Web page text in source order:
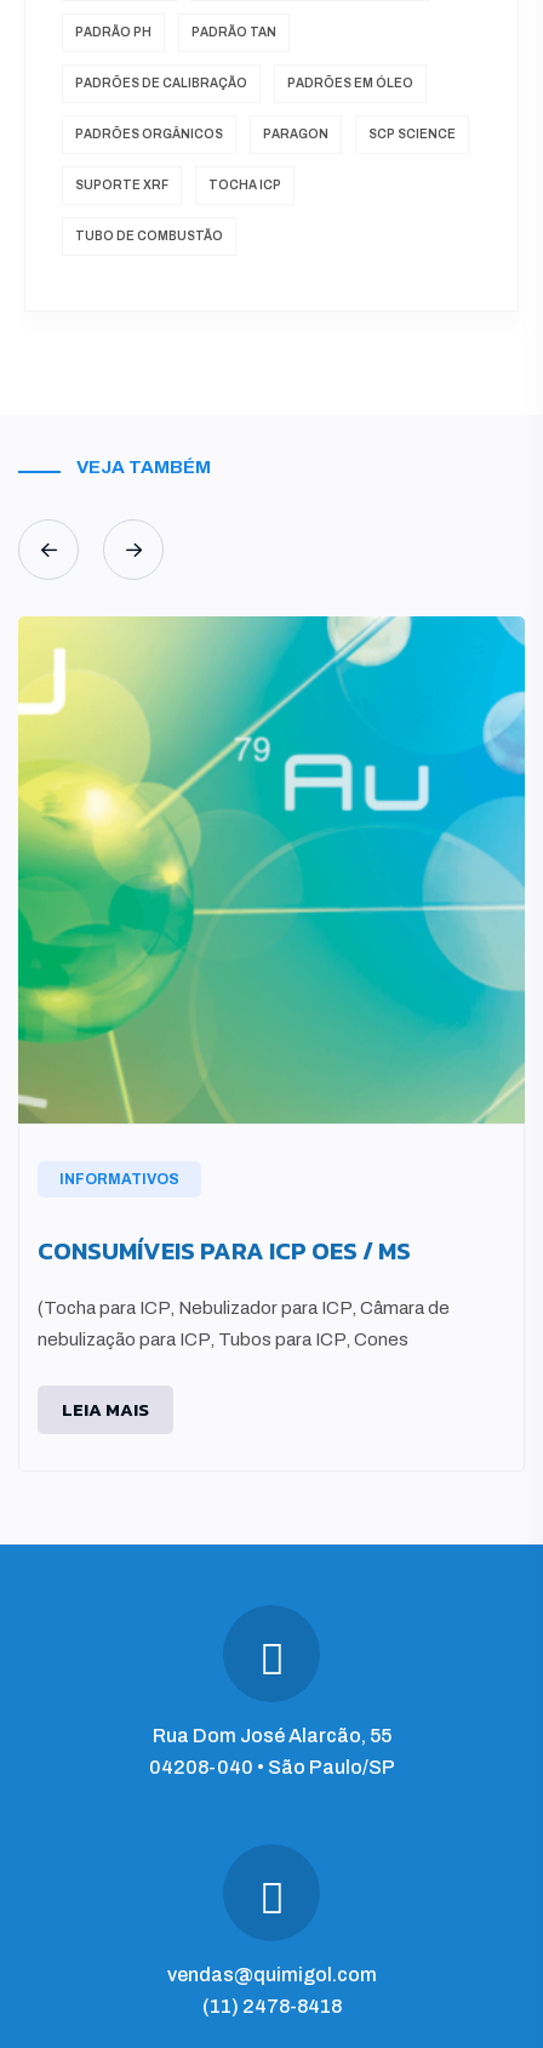
PADRÃO PH PADRÃO TAN
PADRÕES DE CALIBRAÇÃO PADRÕES EM ÓLEO
PADRÕES ORGÂNICOS PARAGON SCP SCIENCE
SUPORTE XRF TOCHA ICP
TUBO DE COMBUSTÃO
VEJA TAMBÉM
INFORMATIVOS
CONSUMÍVEIS PARA ICP OES / MS
(Tocha para ICP, Nebulizador para ICP, Câmara de
nebulização para ICP, Tubos para ICP, Cones
LEIA MAIS
Rua Dom José Alarcão, 55
04208-040 • São Paulo/SP
vendas@quimigol.com
(11) 2478-8418